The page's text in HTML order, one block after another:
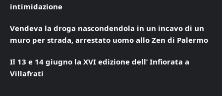
intimidazione
Vendeva la droga nascondendola in un incavo di un
muro per strada, arrestato uomo allo Zen di Palermo
Il 13 e 14 giugno la XVI edizione dell’ Infiorata a
Villafrati